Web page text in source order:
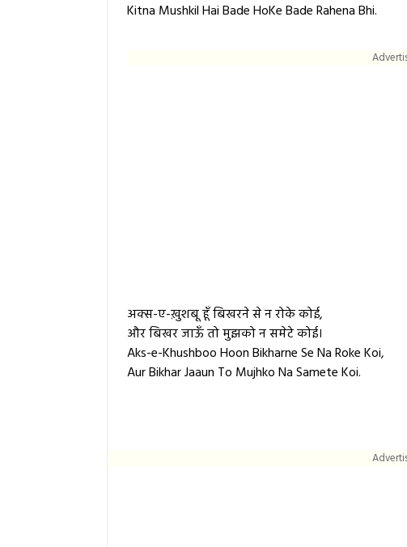
Kitna Mushkil Hai Bade HoKe Bade Rahena Bhi.
अक्स-ए-ख़ुशबू हूँ बिखरने से न रोके कोई,
और बिखर जाऊँ तो मुझको न समेटे कोई।
Aks-e-Khushboo Hoon Bikharne Se Na Roke Koi,
Aur Bikhar Jaaun To Mujhko Na Samete Koi.